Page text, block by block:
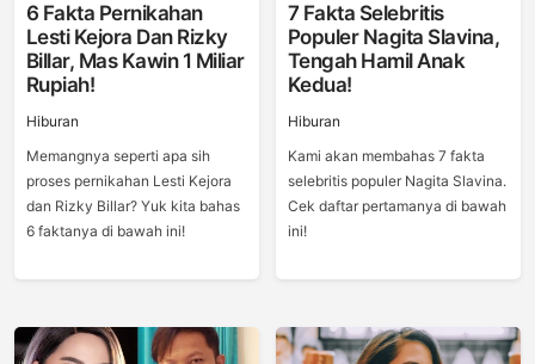
6 Fakta Pernikahan
Lesti Kejora Dan Rizky
Billar, Mas Kawin 1 Miliar
Rupiah!
Hiburan
Memangnya seperti apa sih
proses pernikahan Lesti Kejora
dan Rizky Billar? Yuk kita bahas
6 faktanya di bawah ini!
7 Fakta Selebritis
Populer Nagita Slavina,
Tengah Hamil Anak
Kedua!
Hiburan
Kami akan membahas 7 fakta
selebritis populer Nagita Slavina.
Cek daftar pertamanya di bawah
ini!